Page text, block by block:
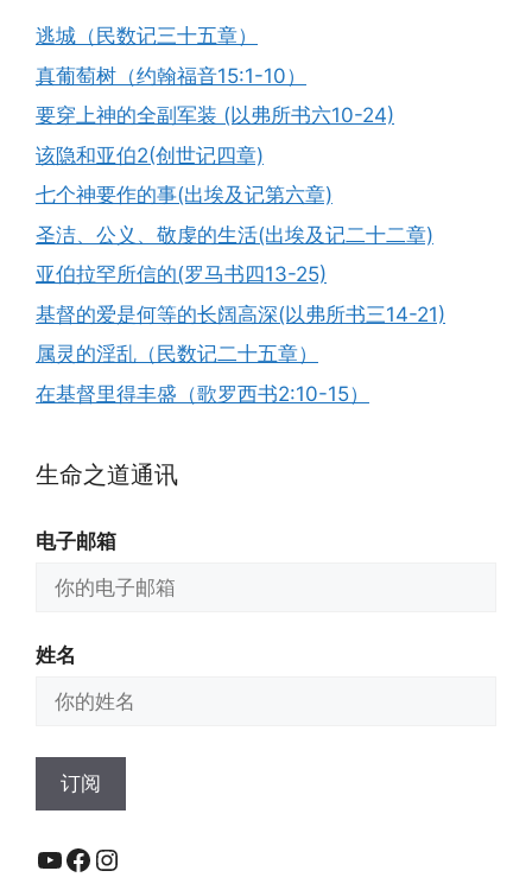
逃城（民数记三十五章）
真葡萄树（约翰福音15:1-10）
要穿上神的全副军装 (以弗所书六10-24)
该隐和亚伯2(创世记四章)
七个神要作的事(出埃及记第六章)
圣洁、公义、敬虔的生活(出埃及记二十二章)
亚伯拉罕所信的(罗马书四13-25)
基督的爱是何等的长阔高深(以弗所书三14-21)
属灵的淫乱（民数记二十五章）
在基督里得丰盛（歌罗西书2:10-15）
生命之道通讯
电子邮箱
姓名
YouTube
Facebook
Instagram